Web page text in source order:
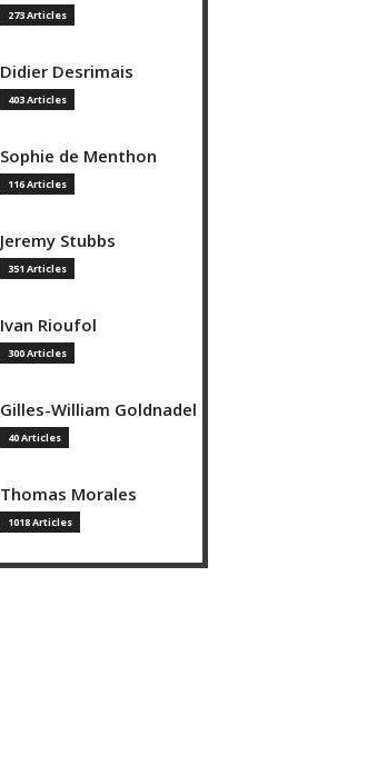
273 Articles
Didier Desrimais
403 Articles
Sophie de Menthon
116 Articles
Jeremy Stubbs
351 Articles
Ivan Rioufol
300 Articles
Gilles-William Goldnadel
40 Articles
Thomas Morales
1018 Articles